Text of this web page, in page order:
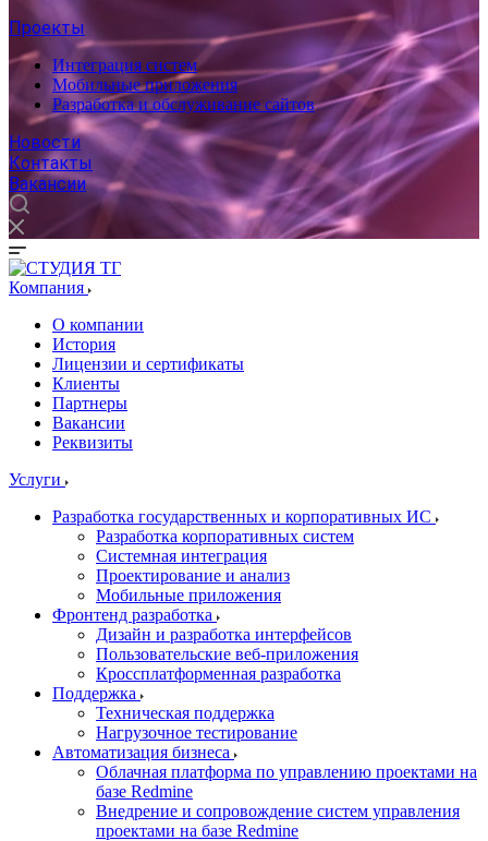
Проекты
Интеграция систем
Мобильные приложения
Разработка и обслуживание сайтов
Новости
Контакты
Вакансии
Компания
О компании
История
Лицензии и сертификаты
Клиенты
Партнеры
Вакансии
Реквизиты
Услуги
Разработка государственных и корпоративных ИС
Разработка корпоративных систем
Системная интеграция
Проектирование и анализ
Мобильные приложения
Фронтенд разработка
Дизайн и разработка интерфейсов
Пользовательские веб-приложения
Кроссплатформенная разработка
Поддержка
Техническая поддержка
Нагрузочное тестирование
Автоматизация бизнеса
Облачная платформа по управлению проектами на
базе Redmine
Внедрение и сопровождение систем управления
проектами на базе Redmine